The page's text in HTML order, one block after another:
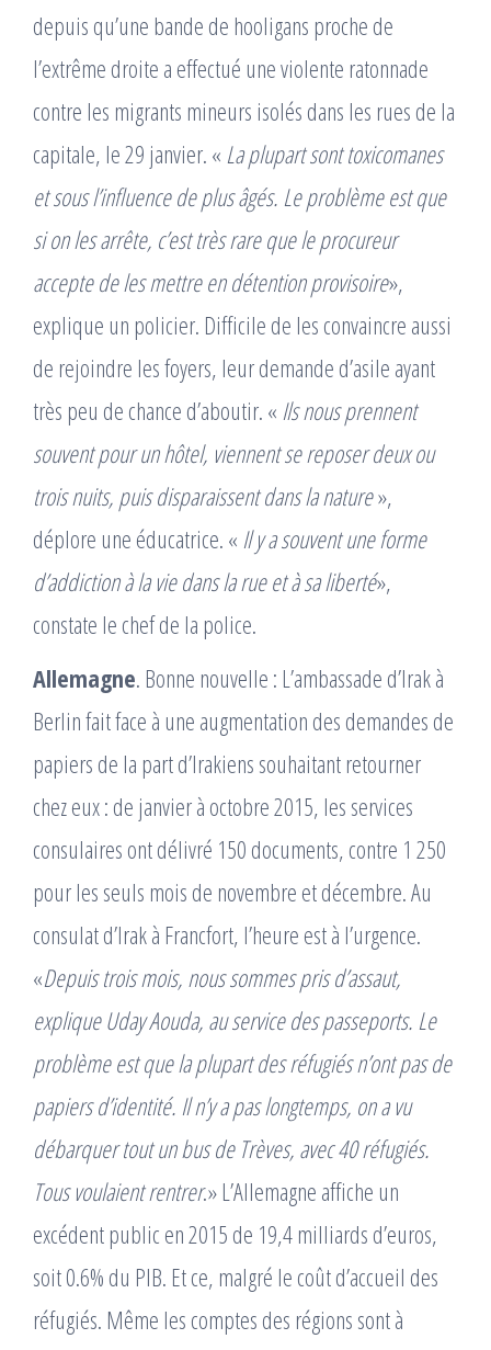
depuis quʼune bande de hooligans proche de
lʼextrême droite a effectué une violente ratonnade
contre les migrants mineurs isolés dans les rues de la
capitale, le 29 janvier. « La plupart sont toxicomanes
et sous lʼinfluence de plus âgés. Le problème est que
si on les arrête, cʼest très rare que le procureur
accepte de les mettre en détention provisoire»,
explique un policier. Difficile de les convaincre aussi
de rejoindre les foyers, leur demande dʼasile ayant
très peu de chance dʼaboutir. « Ils nous prennent
souvent pour un hôtel, viennent se reposer deux ou
trois nuits, puis disparaissent dans la nature»,
déplore une éducatrice. « Il y a souvent une forme
dʼaddiction à la vie dans la rue et à sa liberté»,
constate le chef de la police.
Allemagne. Bonne nouvelle : Lʼambassade dʼIrak à
Berlin fait face à une augmentation des demandes de
papiers de la part dʼIrakiens souhaitant retourner
chez eux : de janvier à octobre 2015, les services
consulaires ont délivré 150 documents, contre 1 250
pour les seuls mois de novembre et décembre. Au
consulat dʼIrak à Francfort, lʼheure est à lʼurgence.
«Depuis trois mois, nous sommes pris dʼassaut,
explique Uday Aouda, au service des passeports. Le
problème est que la plupart des réfugiés nʼont pas de
papiers dʼidentité. Il nʼy a pas longtemps, on a vu
débarquer tout un bus de Trèves, avec 40 réfugiés.
Tous voulaient rentrer.» L’Allemagne affiche un
excédent public en 2015 de 19,4 milliards d’euros,
soit 0.6% du PIB. Et ce, malgré le coût d’accueil des
réfugiés. Même les comptes des régions sont à